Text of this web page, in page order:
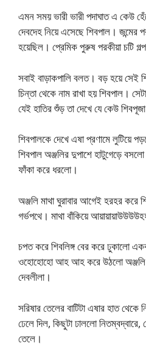
এমন সময় ভারী ভারী পদাঘাত এ কেউ
দেবদেহ নিয়ে এসেছে শিবপাল। জন্মের
হয়েছিল। প্রেমিক পুরুষ পরকীয়া চটি
সবাই বাড়াকপালি বলত। বড় হয়ে সেই
চিন্তা থেকে নাম রাখা হয় শিবপাল।
যেই হাতির শুঁড় তা দেখে যে কেউ
শিবপালকে দেখে এষা প্রণামে লুটিয়ে
শিবপাল অঞ্জলির দুপাশে হাটুগেড়ে
ফাঁকা করে ধরলো।
অঞ্জলি মাথা ঘুরাবার আগেই হরহর করে
গর্ভপথে। মাথা বাঁকিয়ে
চপত করে শিবলিঙ্গ বের করে ঢুকালো
ওহোহোহো আহ আহ করে উঠলো
দেবলীলা।
সরিষার তেলের বাটিটা এষার হাত
ঢেলে দিল, কিছুটা ঢাললো নিতম্বদ্বারে,
তেলে।